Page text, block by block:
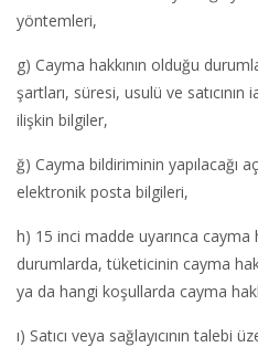
yöntemleri,
g) Cayma hakkının olduğu
şartları, süresi, usulü ve satıcının
ilişkin bilgiler,
ğ) Cayma bildiriminin yapılacağı
elektronik posta bilgileri,
h) 15 inci madde uyarınca cayma
durumlarda, tüketicinin cayma
ya da hangi koşullarda cayma
ı) Satıcı veya sağlayıcının talebi